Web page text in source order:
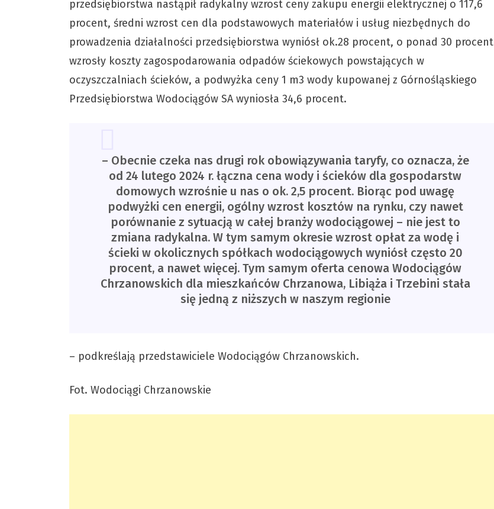
przedsiębiorstwa nastąpił radykalny wzrost ceny zakupu energii elektrycznej o 117,6
procent, średni wzrost cen dla podstawowych materiałów i usług niezbędnych do
prowadzenia działalności przedsiębiorstwa wyniósł ok.28 procent, o ponad 30 procent
wzrosły koszty zagospodarowania odpadów ściekowych powstających w
oczyszczalniach ścieków, a podwyżka ceny 1 m3 wody kupowanej z Górnośląskiego
Przedsiębiorstwa Wodociągów SA wyniosła 34,6 procent.
– Obecnie czeka nas drugi rok obowiązywania taryfy, co oznacza, że
od 24 lutego 2024 r. łączna cena wody i ścieków dla gospodarstw
domowych wzrośnie u nas o ok. 2,5 procent. Biorąc pod uwagę
podwyżki cen energii, ogólny wzrost kosztów na rynku, czy nawet
porównanie z sytuacją w całej branży wodociągowej – nie jest to
zmiana radykalna. W tym samym okresie wzrost opłat za wodę i
ścieki w okolicznych spółkach wodociągowych wyniósł często 20
procent, a nawet więcej. Tym samym oferta cenowa Wodociągów
Chrzanowskich dla mieszkańców Chrzanowa, Libiąża i Trzebini stała
się jedną z niższych w naszym regionie
– podkreślają przedstawiciele Wodociągów Chrzanowskich.
Fot. Wodociągi Chrzanowskie